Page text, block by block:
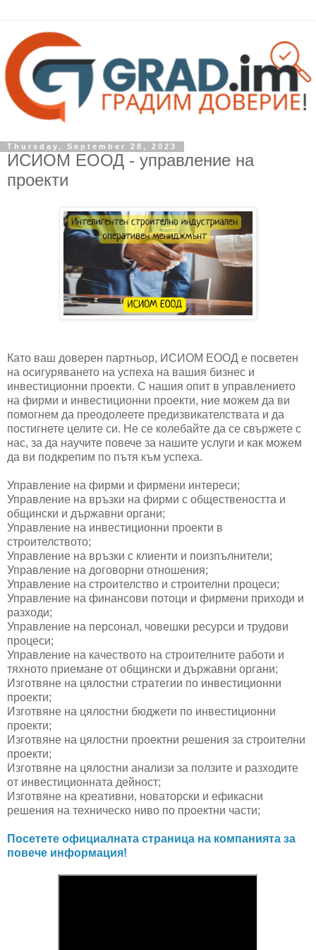
Thursday, September 28, 2023
ИСИОМ ЕООД - управление на
проекти
Като ваш доверен партньор, ИСИОМ EООД е посветен
на осигуряването на успеха на вашия бизнес и
инвестиционни проекти. С нашия опит в управлението
на фирми и инвестиционни проекти, ние можем да ви
помогнем да преодолеете предизвикателствата и да
постигнете целите си. Не се колебайте да се свържете с
нас, за да научите повече за нашите услуги и как можем
да ви подкрепим по пътя към успеха.
Управление на фирми и фирмени интереси;
Управление на връзки на фирми с обществеността и
общински и държавни органи;
Управление на инвестиционни проекти в
строителството;
Управление на връзки с клиенти и поизпълнители;
Управление на договорни отношения;
Управление на строителство и строителни процеси;
Управление на финансови потоци и фирмени приходи и
разходи;
Управление на персонал, човешки ресурси и трудови
процеси;
Управление на качеството на строителните работи и
тяхното приемане от общински и държавни органи;
Изготвяне на цялостни стратегии по инвестиционни
проекти;
Изготвяне на цялостни бюджети по инвестиционни
проекти;
Изготвяне на цялостни проектни решения за строителни
проекти;
Изготвяне на цялостни анализи за ползите и разходите
от инвестиционната дейност;
Изготвяне на креативни, новаторски и ефикасни
решения на техническо ниво по проектни части;
Посетете официалната страница на компанията за
повече информация!